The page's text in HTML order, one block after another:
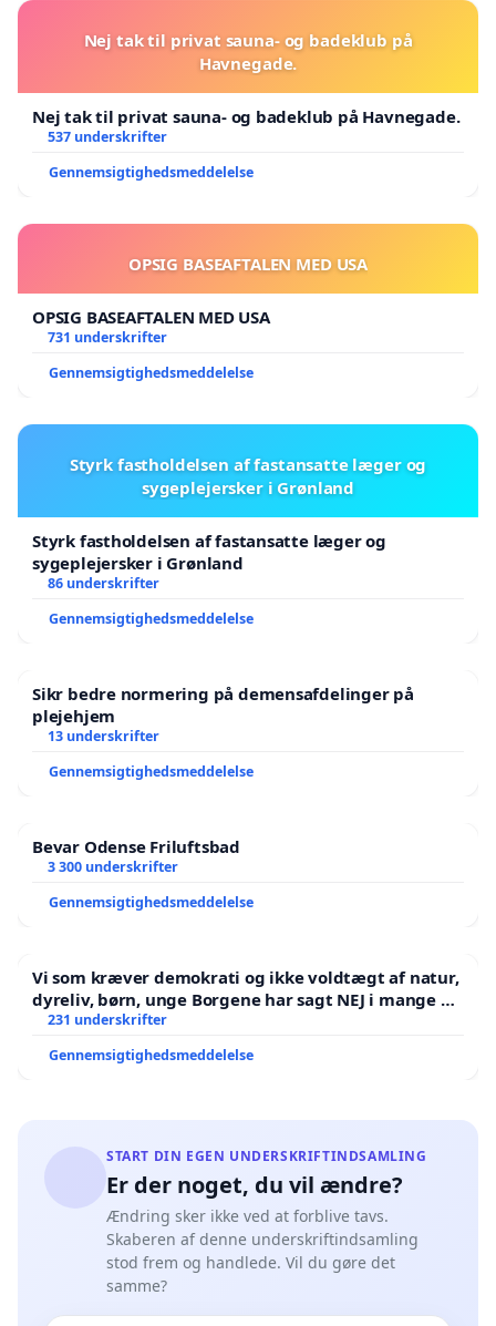
Nej tak til privat sauna- og badeklub på
Havnegade.
Nej tak til privat sauna- og badeklub på Havnegade.
537 underskrifter
Gennemsigtighedsmeddelelse
OPSIG BASEAFTALEN MED USA
OPSIG BASEAFTALEN MED USA
731 underskrifter
Gennemsigtighedsmeddelelse
Styrk fastholdelsen af fastansatte læger og
sygeplejersker i Grønland
Styrk fastholdelsen af fastansatte læger og
sygeplejersker i Grønland
86 underskrifter
Gennemsigtighedsmeddelelse
Sikr bedre normering på demensafdelinger på
plejehjem
13 underskrifter
Gennemsigtighedsmeddelelse
Bevar Odense Friluftsbad
3 300 underskrifter
Gennemsigtighedsmeddelelse
Vi som kræver demokrati og ikke voldtægt af natur,
dyreliv, børn, unge Borgene har sagt NEJ i mange år.
Der er
231 underskrifter
Gennemsigtighedsmeddelelse
START DIN EGEN UNDERSKRIFTINDSAMLING
Er der noget, du vil ændre?
Ændring sker ikke ved at forblive tavs.
Skaberen af denne underskriftindsamling
stod frem og handlede. Vil du gøre det
samme?